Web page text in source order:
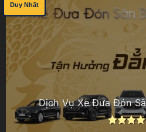
Duy Nhất
Dịch Vụ Xe Đưa Đón